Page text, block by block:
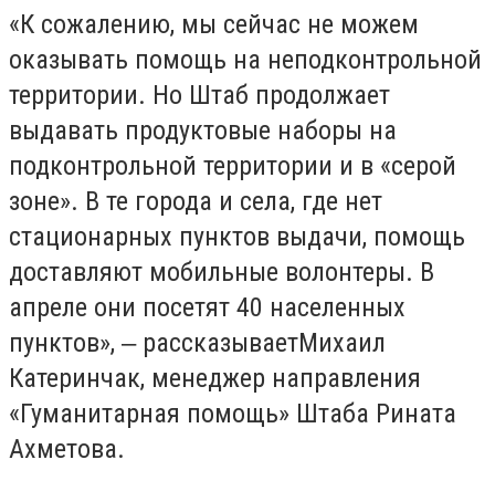
«К сожалению, мы сейчас не можем
оказывать помощь на неподконтрольной
территории. Но Штаб продолжает
выдавать продуктовые наборы на
подконтрольной территории и в «серой
зоне». В те города и села, где нет
стационарных пунктов выдачи, помощь
доставляют мобильные волонтеры. В
апреле они посетят 40 населенных
пунктов», ‒ рассказываетМихаил
Катеринчак, менеджер направления
«Гуманитарная помощь» Штаба Рината
Ахметова.